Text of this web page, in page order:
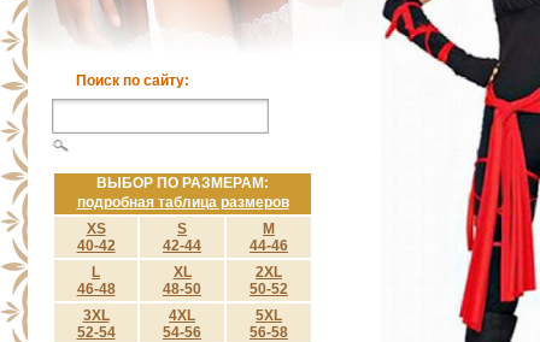
Поиск по сайту:
ВЫБОР ПО РАЗМЕРАМ:
подробная таблица размеров
XS
40-42
S
42-44
M
44-46
L
46-48
XL
48-50
2XL
50-52
3XL
52-54
4XL
54-56
5XL
56-58